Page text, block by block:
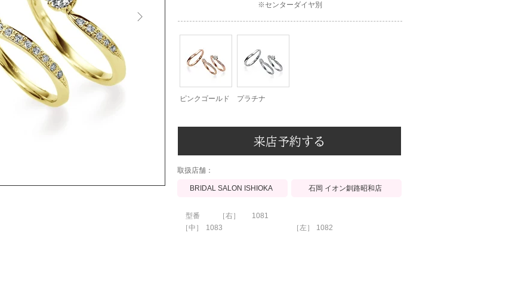
※センターダイヤ別
ピンクゴールド プラチナ
来店予約する
​取扱店舗：
BRIDAL SALON ISHIOKA 石岡 イオン釧路昭和店
型番
［中］
［右］
1081
1083
［左］ 1082